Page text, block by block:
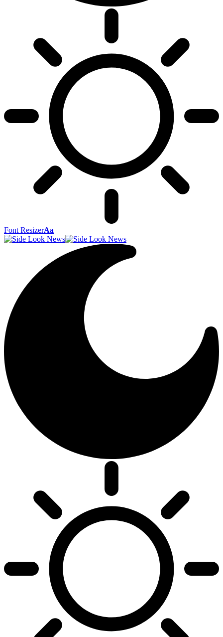
Font ResizerAa